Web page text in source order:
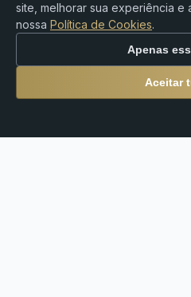
Aviso de Risco: Negociar
produtos alavancados
perda e pode não ser
investidores. A Premium
plataforma independente de
site, melhorar sua experiência e
nossa Política de Cookies.
Apenas
Aceitar